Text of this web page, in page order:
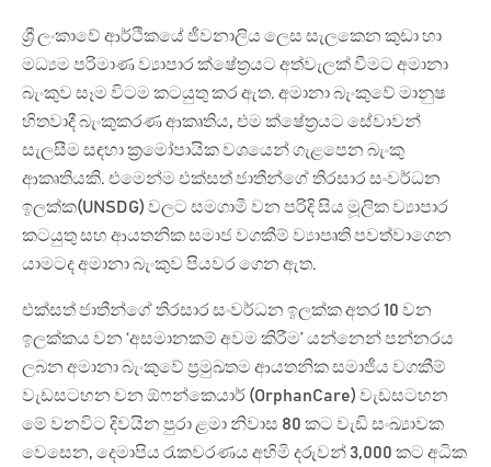
ශ්‍රී ලංකාවේ ආර්ථිකයේ ජීවනාලිය ලෙස සැලකෙන කුඩා හා
මධ්‍යම පරිමාණ ව්‍යාපාර ක්ෂේත්‍රයට අත්වැලක් වීමට අමානා
බැංකුව සෑම විටම කටයුතු කර ඇත. අමානා බැංකුවේ මානුෂ
හිතවාදී බැංකුකරණ ආකෘතිය, එම ක්ෂේත්‍රයට සේවාවන්
සැලසීම සඳහා ක්‍රමෝපායික වශයෙන් ගැළපෙන බැංකු
ආකෘතියකි. එමෙන්ම එක්සත් ජාතීන්ගේ තිරසාර සංවර්ධන
ඉලක්ක(UNSDG) වලට සමගාමී වන පරිදි සිය මූලික ව්‍යාපාර
කටයුතු සහ ආයතනික සමාජ වගකීම් ව්‍යාපෘති පවත්වාගෙන
යාමටද අමානා බැංකුව පියවර ගෙන ඇත.
එක්සත් ජාතීන්ගේ තිරසාර සංවර්ධන ඉලක්ක අතර 10 වන
ඉලක්කය වන ‘අසමානකම් අවම කිරීම’ යන්නෙන් පන්නරය
ලබන අමානා බැංකුවේ ප්‍රමුඛතම ආයතනික සමාජීය වගකීම්
වැඩසටහන වන ඕෆන්කෙයාර් (OrphanCare) වැඩසටහන
මේ වනවිට දිවයින පුරා ළමා නිවාස 80 කට වැඩි සංඛ්‍යාවක
වෙසෙන, දෙමාපිය රැකවරණය අහිමි දරුවන් 3,000 කට අධික